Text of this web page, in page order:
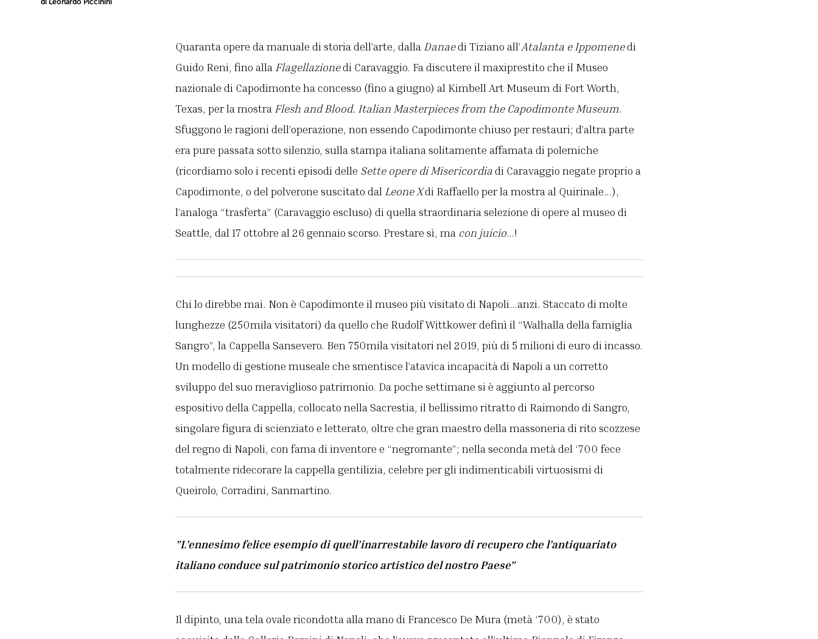
di Leonardo Piccinini
Quaranta opere da manuale di storia dell’arte, dalla Danaedi Tiziano all’Atalanta e Ippomenedi
Guido Reni, fino alla Flagellazionedi Caravaggio. Fa discutere il maxiprestito che il Museo
nazionale di Capodimonte ha concesso (fino a giugno) al Kimbell Art Museum di Fort Worth,
Texas, per la mostra Flesh and Blood. Italian Masterpieces from the Capodimonte Museum.
Sfuggono le ragioni dell’operazione, non essendo Capodimonte chiuso per restauri; d’altra parte
era pure passata sotto silenzio, sulla stampa italiana solitamente affamata di polemiche
(ricordiamo solo i recenti episodi delle Sette opere di Misericordiadi Caravaggio negate proprio a
Capodimonte, o del polverone suscitato dal Leone Xdi Raffaello per la mostra al Quirinale…),
l’analoga “trasferta” (Caravaggio escluso) di quella straordinaria selezione di opere al museo di
Seattle, dal 17 ottobre al 26 gennaio scorso. Prestare sì, ma con juicio…!
Chi lo direbbe mai. Non è Capodimonte il museo più visitato di Napoli…anzi. Staccato di molte
lunghezze (250mila visitatori) da quello che Rudolf Wittkower definì il “Walhalla della famiglia
Sangro”, la Cappella Sansevero. Ben 750mila visitatori nel 2019, più di 5 milioni di euro di incasso.
Un modello di gestione museale che smentisce l’atavica incapacità di Napoli a un corretto
sviluppo del suo meraviglioso patrimonio. Da poche settimane si è aggiunto al percorso
espositivo della Cappella, collocato nella Sacrestia, il bellissimo ritratto di Raimondo di Sangro,
singolare figura di scienziato e letterato, oltre che gran maestro della massoneria di rito scozzese
del regno di Napoli, con fama di inventore e “negromante”; nella seconda metà del ‘700 fece
totalmente ridecorare la cappella gentilizia, celebre per gli indimenticabili virtuosismi di
Queirolo, Corradini, Sanmartino.
"L’ennesimo felice esempio di quell’inarrestabile lavoro di recupero che l’antiquariato
italiano conduce sul patrimonio storico artistico del nostro Paese"
Il dipinto, una tela ovale ricondotta alla mano di Francesco De Mura (metà ‘700), è stato